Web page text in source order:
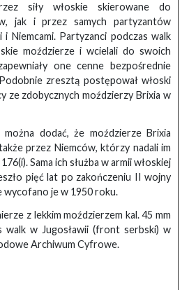
siły włoskie skierowane do
jak i przez samych partyzantów
i Niemcami. Partyzanci podczas walk
moździerze i wcielali do swoich
one cenne bezpośrednie
zresztą postępował włoski
ze zdobycznych moździerzy Brixia w
dodać, że moździerze Brixia
przez Niemców, którzy nadali im
Sama ich służba w armii włoskiej
pięć lat po zakończeniu II wojny
je w 1950 roku.
z lekkim moździerzem kal. 45 mm
walk w Jugosławii (front serbski) w
Archiwum Cyfrowe.